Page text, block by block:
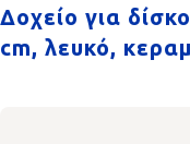
Δοχείο για
cm, λευκό,